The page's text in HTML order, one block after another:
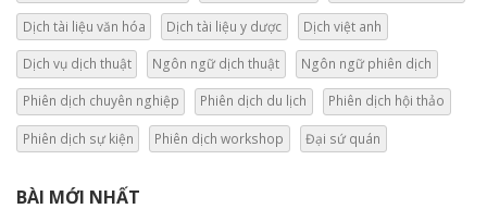
Dịch tài liệu văn hóa Dịch tài liệu y dược Dịch việt anh
Dịch vụ dịch thuật Ngôn ngữ dịch thuật Ngôn ngữ phiên dịch
Phiên dịch chuyên nghiệp Phiên dịch du lịch Phiên dịch hội thảo
Phiên dịch sự kiện Phiên dịch workshop Đại sứ quán
BÀI MỚI NHẤT